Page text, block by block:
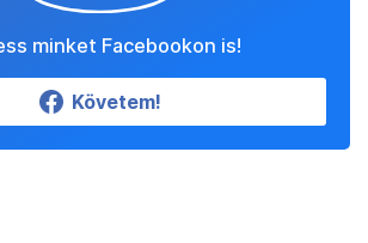
minket Facebookon is!
Követem!